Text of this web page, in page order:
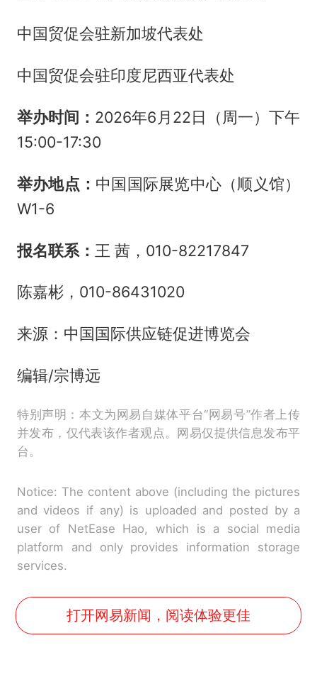
中国贸促会驻新加坡代表处
中国贸促会驻印度尼西亚代表处
举办时间： 2026年6月22日（周一）下午
15:00-17:30
举办地点： 中国国际展览中心（顺义馆）
W1-6
报名联系： 王 茜，010-82217847
陈嘉彬，010-86431020
来源：中国国际供应链促进博览会
编辑/宗博远
特别声明：本文为网易自媒体平台“网易号”作者上传
并发布，仅代表该作者观点。网易仅提供信息发布平
台。
Notice: The content above (including the pictures
and videos if any) is uploaded and posted by a
user of NetEase Hao, which is a social media
platform and only provides information storage
services.
打开网易新闻，阅读体验更佳